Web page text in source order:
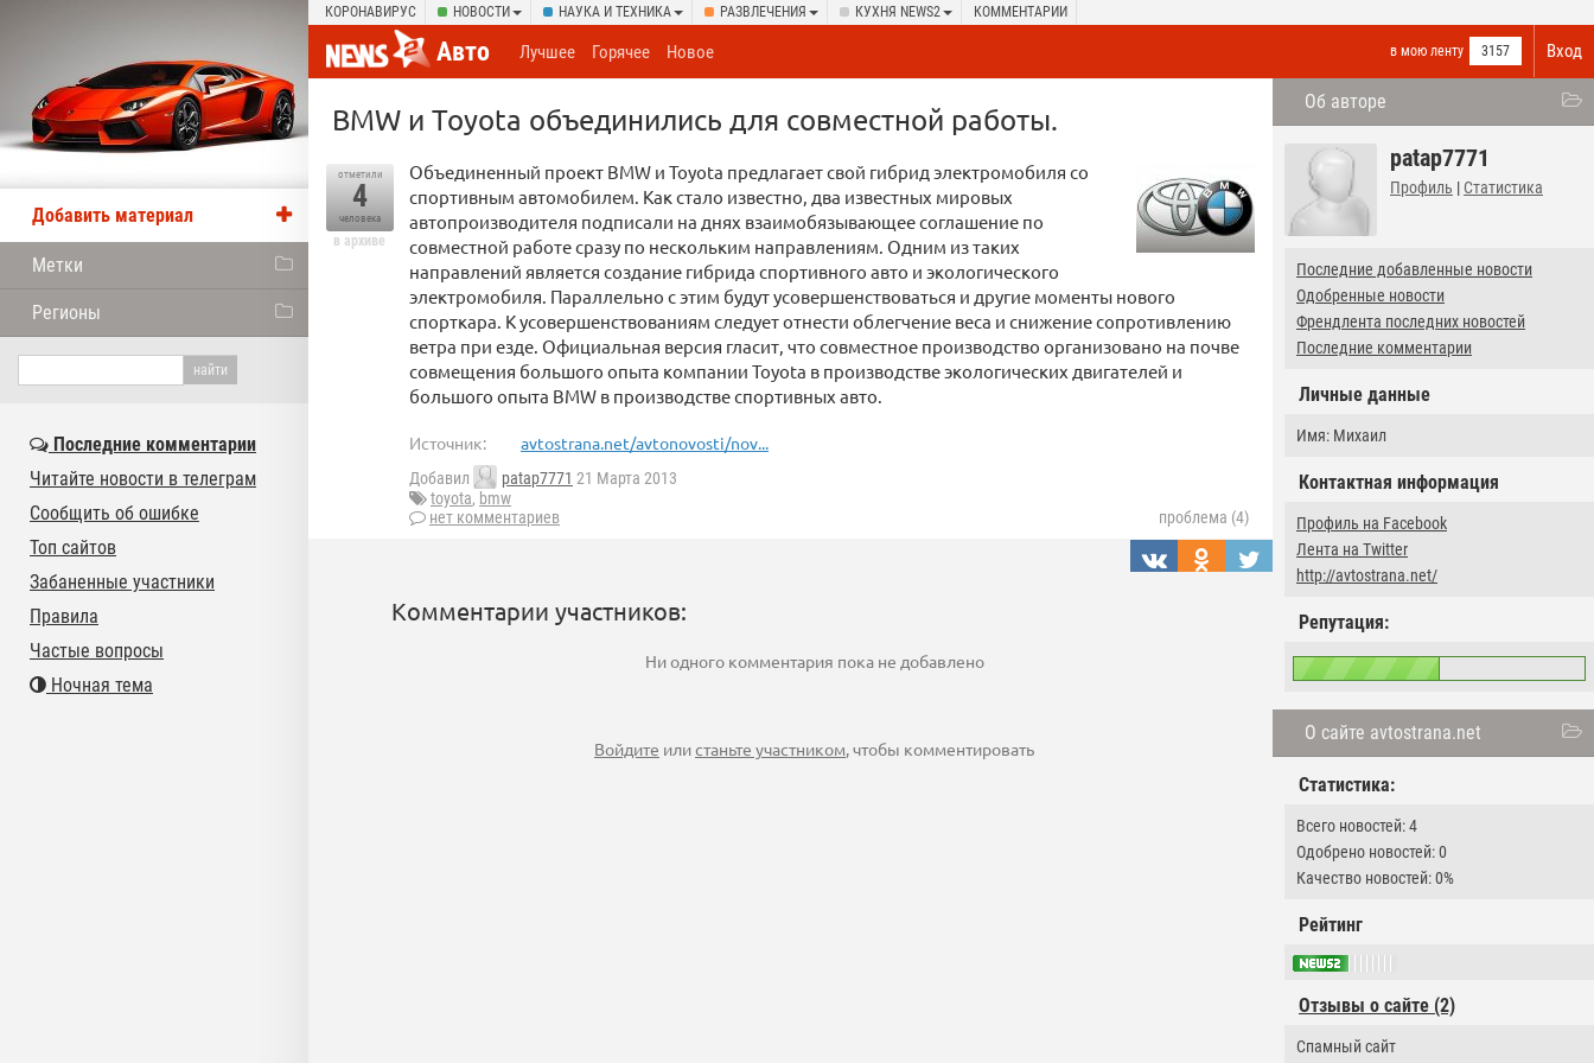
КОРОНАВИРУС НОВОСТИ НАУКА И ТЕХНИКА РАЗВЛЕЧЕНИЯ КУХНЯ NEWS2 КОММЕНТАРИИ
Вход
Авто в мою ленту 3157
Лучшее Горячее Новое
Об авторе
patap7771
Профиль | Статистика
Последние добавленные новости
Одобренные новости
Френдлента последних новостей
Последние комментарии
Личные данные
Имя: Михаил
Контактная информация
Профиль на Facebook
Лента на Twitter
http://avtostrana.net/
Репутация:
О сайте avtostrana.net
Статистика:
Всего новостей: 4
Одобрено новостей: 0
Качество новостей: 0%
Рейтинг
Отзывы о сайте (2)
Спамный сайт
BMW и Toyota объединились для совместной работы.
отметили
4
человека
в архиве
Объединенный проект BMW и Toyota предлагает свой гибрид электромобиля со
спортивным автомобилем. Как стало известно, два известных мировых
автопроизводителя подписали на днях взаимобязывающее соглашение по
совместной работе сразу по нескольким направлениям. Одним из таких
направлений является создание гибрида спортивного авто и экологического
электромобиля. Параллельно с этим будут усовершенствоваться и другие моменты нового
спорткара. К усовершенствованиям следует отнести облегчение веса и снижение сопротивлению
ветра при езде. Официальная версия гласит, что совместное производство организовано на почве
совмещения большого опыта компании Toyota в производстве экологических двигателей и
большого опыта BMW в производстве спортивных авто.
Источник: avtostrana.net/avtonovosti/nov...
Добавил patap7771 21 Марта 2013
toyota, bmw
нет комментариев
проблема (4)
Комментарии участников:
Ни одного комментария пока не добавлено
Войдите илистаньте участником, чтобы комментировать
Добавить материал
Метки
Регионы
Последние комментарии
Читайте новости в телеграм
Сообщить об ошибке
Топ сайтов
Забаненные участники
Правила
Частые вопросы
Ночная тема